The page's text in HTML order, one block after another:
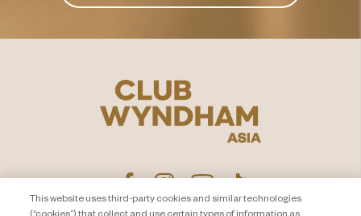
This website uses third-party cookies and similar technologies
(“cookies”) that collect and use certain types of information as